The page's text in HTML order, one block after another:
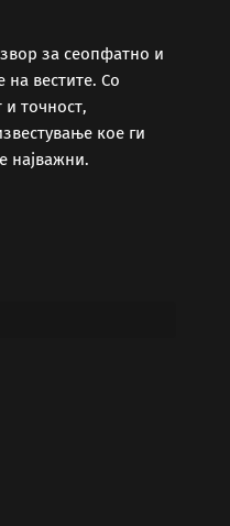
за сеопфатно и
вестите. Со
и точност,
кое ги
најважни.